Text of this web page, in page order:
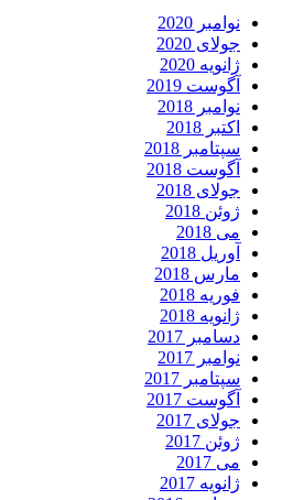
نوامبر 2020
جولای 2020
ژانویه 2020
آگوست 2019
نوامبر 2018
اکتبر 2018
سپتامبر 2018
آگوست 2018
جولای 2018
ژوئن 2018
می 2018
آوریل 2018
مارس 2018
فوریه 2018
ژانویه 2018
دسامبر 2017
نوامبر 2017
سپتامبر 2017
آگوست 2017
جولای 2017
ژوئن 2017
می 2017
ژانویه 2017